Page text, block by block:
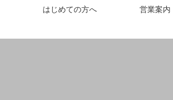
はじめての方へ 営業案内